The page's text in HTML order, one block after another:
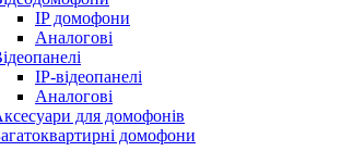
IP домофони
Аналогові
IP-відеопанелі
Аналогові
для домофонів
домофони